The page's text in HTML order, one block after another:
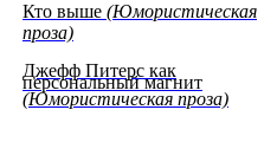
Кто выше (Юмористическая
проза)
Джефф Питерс как
персональный магнит
(Юмористическая проза)